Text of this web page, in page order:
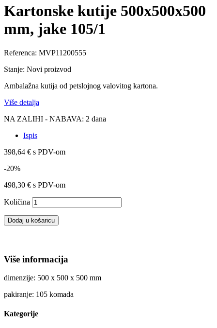
Kartonske kutije 500x500x500
mm, jake 105/1
Referenca: MVP11200555
Stanje: Novi proizvod
Ambalažna kutija od petslojnog valovitog kartona.
Više detalja
NA ZALIHI - NABAVA: 2 dana
Ispis
398,64 € s PDV-om
-20%
498,30 € s PDV-om
Količina
Dodaj u košaricu
Više informacija
dimenzije: 500 x 500 x 500 mm
pakiranje: 105 komada
Kategorije